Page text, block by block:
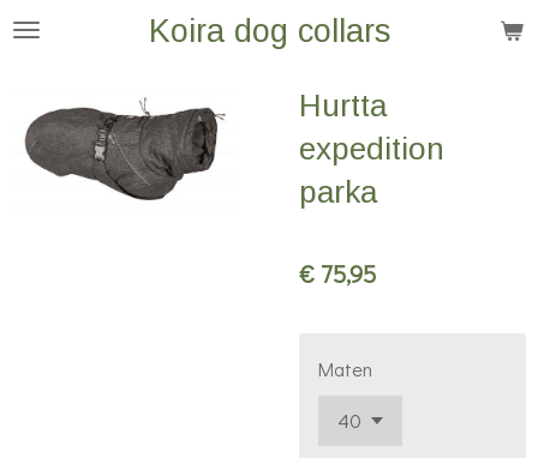
Ga
de
hoofdinhoud
Koira dog collars
Hurtta
expedition
parka
€ 75,95
Maten